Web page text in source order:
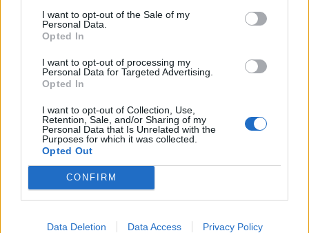
I want to opt-out of the Sale of my
Personal Data.
Opted In
I want to opt-out of processing my
Personal Data for Targeted Advertising.
Opted In
I want to opt-out of Collection, Use,
Retention, Sale, and/or Sharing of my
Personal Data that Is Unrelated with the
Purposes for which it was collected.
Opted Out
CONFIRM
Data Deletion Data Access Privacy Policy
Ώρα προβολής: 20:00
Διάρκεια 154΄
Butch Cassidy and the Sundance kid | ελληνικός
τίτλος: Οι δυο ληστές (1969) του Τζορτζ Ρόι Χιλ
Ώρα προβολής: 23:00
Διάρκεια 110΄